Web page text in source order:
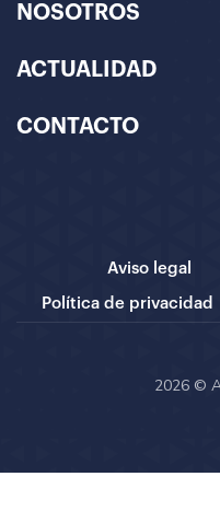
NOSOTROS
ACTUALIDAD
CONTACTO
Aviso legal
Política de privacidad
2026 ©